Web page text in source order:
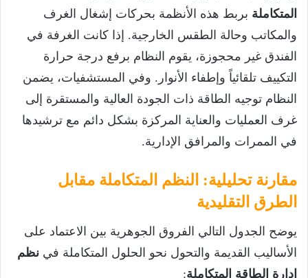
المتكاملة بربط هذه الأنظمة بحركات إشغال الغرف
والمكاتب وحالة الطقس الخارجية. إذا كانت الغرفة في
الفندق غير محجوزة، يقوم النظام برفع درجة حرارة
التكييف تلقائياً وإطفاء الأنوار. وفي المستشفيات، يضمن
النظام توجيه الطاقة ذات الجودة العالية والمستقرة إلى
غرف العمليات والعناية المركزة بشكل دائم مع ترشيدها
في الممرات والمرافق الإدارية.
مقارنة تحليلية: النظم المتكاملة مقابل
الطرق التقليدية
يوضح الجدول التالي الفروق الجوهرية بين الاعتماد على
الأساليب القديمة والتحول نحو الحلول المتكاملة في نظم
إدارة الطاقة المتكاملة: